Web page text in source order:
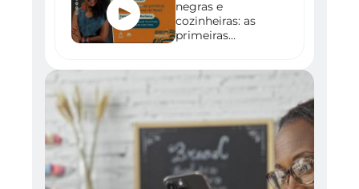
negras e
cozinheiras: as
primeiras
Adriana Barbosa